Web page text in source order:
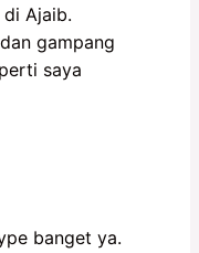
Ajaib.
gampang
saya
banget ya.